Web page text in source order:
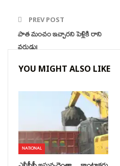
PREV POST
పాత మంచం ఇచ్చారని పెళ్లికి రాని
వరుడు!
YOU MIGHT ALSO LIKE
NATIONAL